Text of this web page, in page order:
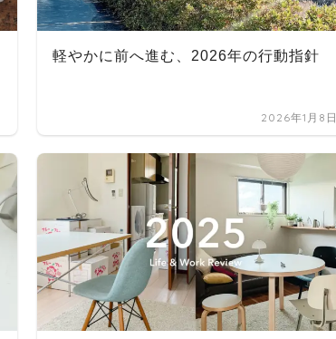
軽やかに前へ進む、2026年の行動指針
2026年1月8日